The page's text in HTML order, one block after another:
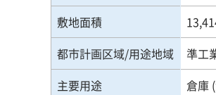
敷地面積
都市計画区域/用途地域
準工
主要用途
倉庫